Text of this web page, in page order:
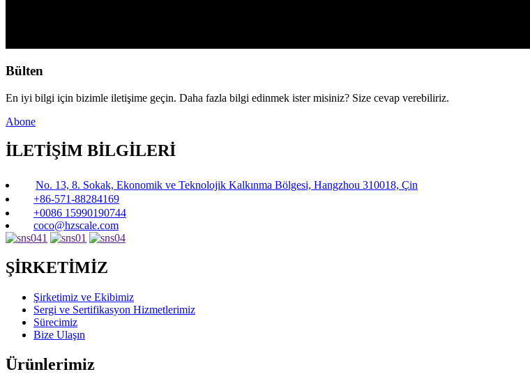
Bülten
En iyi bilgi için bizimle iletişime geçin. Daha fazla bilgi edinmek ister misiniz? Size cevap verebiliriz.
Abone
İLETİŞİM BİLGİLERİ
No. 13, 8. Sokak, Ekonomik ve Teknolojik Kalkınma Bölgesi, Hangzhou 310018, Çin
+86-571-88284169
+0086 15990190744
coco@hzscale.com
ŞİRKETİMİZ
Şirketimiz ve Ekibimiz
Sergi ve Sertifikasyon Hizmetlerimiz
Sürecimiz
Bize Ulaşın
Ürünlerimiz